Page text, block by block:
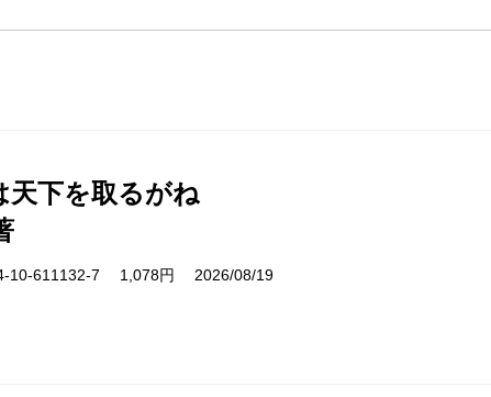
天下を取るがね
10-611132-7 1,078円 2026/08/19